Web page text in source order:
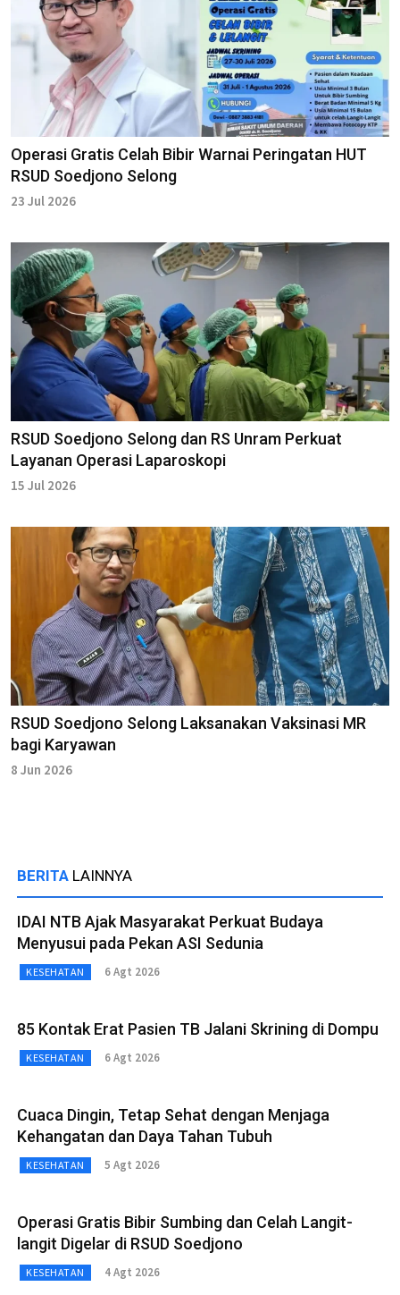
Operasi Gratis Celah Bibir Warnai Peringatan HUT
RSUD Soedjono Selong
23 Jul 2026
RSUD Soedjono Selong dan RS Unram Perkuat
Layanan Operasi Laparoskopi
15 Jul 2026
RSUD Soedjono Selong Laksanakan Vaksinasi MR
bagi Karyawan
8 Jun 2026
BERITA LAINNYA
IDAI NTB Ajak Masyarakat Perkuat Budaya
Menyusui pada Pekan ASI Sedunia
KESEHATAN 6 Agt 2026
85 Kontak Erat Pasien TB Jalani Skrining di Dompu
KESEHATAN 6 Agt 2026
Cuaca Dingin, Tetap Sehat dengan Menjaga
Kehangatan dan Daya Tahan Tubuh
KESEHATAN 5 Agt 2026
Operasi Gratis Bibir Sumbing dan Celah Langit-
langit Digelar di RSUD Soedjono
KESEHATAN 4 Agt 2026